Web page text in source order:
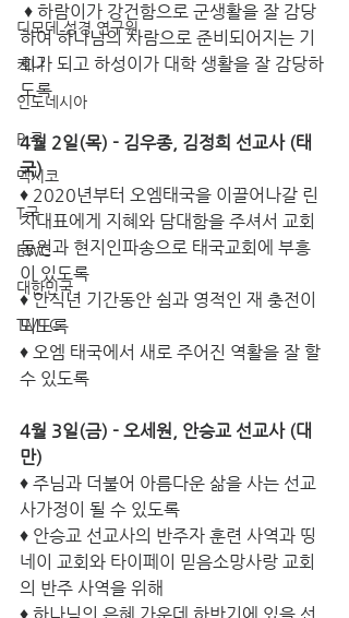
디모데 성경 연구원
케냐
인도네시아
P 국
멕시코
T국
EWC
대한민국
TMTC
하여 하나님의 사람으로 준비되어지는 기
회가 되고 하성이가 대학 생활을 잘 감당하
도록
4월 2일(목) - 김우종, 김정희 선교사 (태
국)
♦ 2020년부터 오엠태국을 이끌어나갈 린
치대표에게 지혜와 담대함을 주셔서 교회
동원과 현지인파송으로 태국교회에 부흥
이 있도록
♦ 안식년 기간동안 쉼과 영적인 재 충전이
되도록
♦ 오엠 태국에서 새로 주어진 역활을 잘 할
수 있도록
4월 3일(금) - 오세원, 안승교 선교사 (대
만)
♦ 주님과 더불어 아름다운 삶을 사는 선교
사가정이 될 수 있도록
♦ 안승교 선교사의 반주자 훈련 사역과 띵
네이 교회와 타이페이 믿음소망사랑 교회
의 반주 사역을 위해